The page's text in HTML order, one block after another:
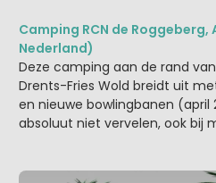
Camping RCN de
Nederland)
Deze camping aan de rand
Drents-Fries Wold breidt uit
en nieuwe bowlingbanen (april
absoluut niet vervelen, ook bij